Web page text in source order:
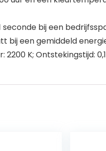
bij een
een gemiddeld
K; Ontstekingstijd: